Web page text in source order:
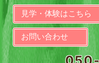
見学・体験はこちら
お問い合わせ